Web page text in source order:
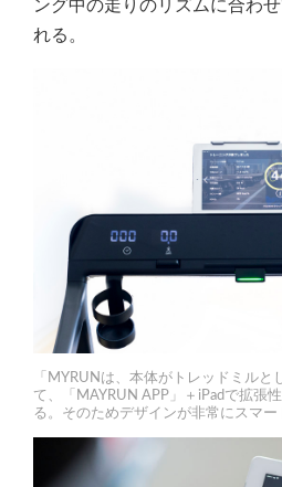
ング中の走りのリズムに合わ
れる。
「MYRUNは、本体がトレッドミルと
て、「MAYRUN APP」＋iPadで拡張
る。そのためデザインが非常にスマ